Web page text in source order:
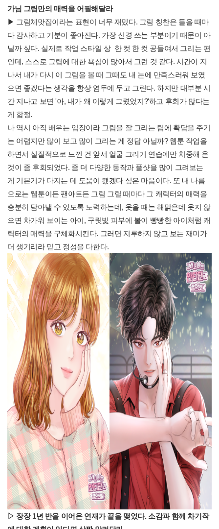
가님 그림만의 매력을 어필해달라
▶ 그림체맛집이라는 표현이 너무 재밌다. 그림 칭찬은 들을 때마
다 감사하고 기분이 좋아진다. 가장 신경 쓰는 부분이기 때문이 아
닐까 싶다. 실제로 작업 스타일 상 한 컷 한 컷 공들여서 그리는 편
인데, 스스로 그림에 대한 욕심이 많아서 그런 것 같다. 시간이 지
나서 내가 다시 이 그림을 볼 때 그때도 내 눈에 만족스러워 보였
으면 좋겠다는 생각을 항상 염두에 두고 그린다. 하지만 대부분 시
간 지나고 보면 '아, 내가 왜 이렇게 그렸었지?'하고 후회가 많다는
게 함정.
나 역시 아직 배우는 입장이라 그림을 잘 그리는 팁에 확답을 주기
는 어렵지만 많이 보고 많이 그리는 게 정답 아닐까? 웹툰 작업을
하면서 실질적으로 느낀 건 앞서 얼굴 그리기 연습에만 치중해 온
것이 좀 후회되었다. 좀 더 다양한 동작과 풀샷을 많이 그려보는
게 기본기가 다지는 데 도움이 됐겠다 싶은 마음이다. 또 내 나름
으로는 웹툰이든 팬아트든 그림 그릴 때마다 그 캐릭터의 매력을
충분히 담아낼 수 있도록 노력하는데, 웃을 때는 해맑은데 웃지 않
으면 차가워 보이는 아이, 구릿빛 피부에 볼이 빵빵한 아이처럼 캐
릭터의 매력을 구체화시킨다. 그러면 지루하지 않고 보는 재미가
더 생기리라 믿고 정성을 다한다.
▷ 장장1년 반을 이어온 연재가 끝을 맺었다. 소감과 함께 차기작